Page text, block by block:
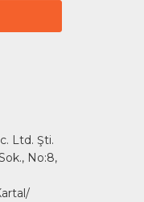
Ltd. Şti.
No:8,